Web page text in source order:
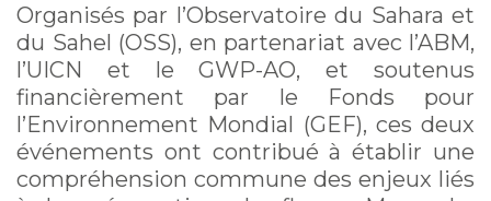
Organisés par l’Observatoire du Sahara et
du Sahel (OSS), en partenariat avec l’ABM,
l’UICN et le GWP-AO, et soutenus
financièrement par le Fonds pour
l’Environnement Mondial (GEF), ces deux
événements ont contribué à établir une
compréhension commune des enjeux liés